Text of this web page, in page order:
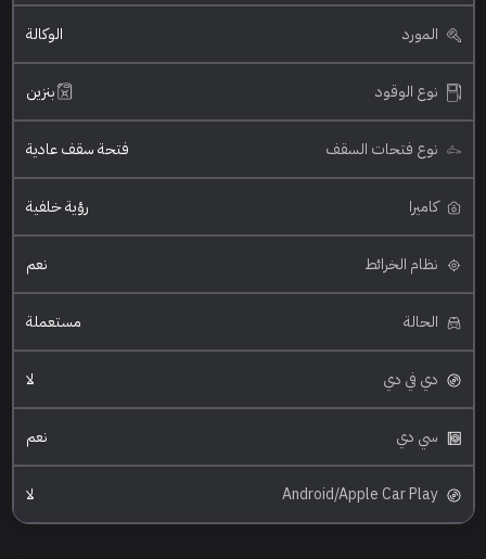
المورد الوكالة
نوع الوقود بنزين
نوع فتحات السقف فتحة سقف عادية
كاميرا رؤية خلفية
نظام الخرائط نعم
الحالة مستعملة
دي في دي لا
سي دي نعم
Android/Apple Car Play لا